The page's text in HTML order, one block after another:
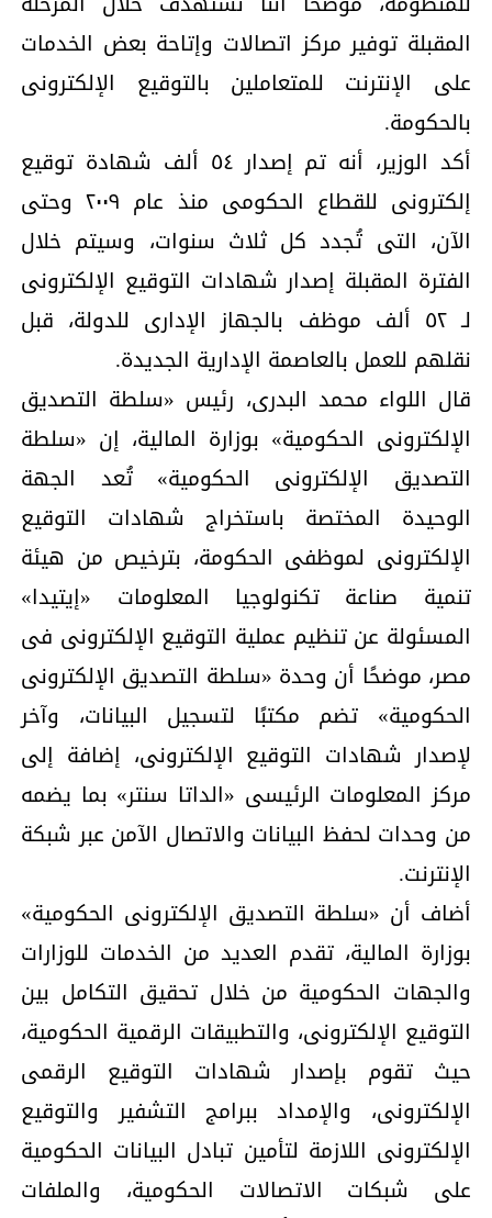
المقبلة توفير مركز اتصالات وإتاحة بعض الخدمات
على الإنترنت للمتعاملين بالتوقيع الإلكترونى
بالحكومة.
أكد الوزير، أنه تم إصدار ٥٤ ألف شهادة توقيع
إلكترونى للقطاع الحكومى منذ عام ٢٠٠٩ وحتى
الآن، التى تُجدد كل ثلاث سنوات، وسيتم خلال
الفترة المقبلة إصدار شهادات التوقيع الإلكترونى
لـ ٥٢ ألف موظف بالجهاز الإدارى للدولة، قبل
نقلهم للعمل بالعاصمة الإدارية الجديدة.
قال اللواء محمد البدرى، رئيس «سلطة التصديق
الإلكترونى الحكومية» بوزارة المالية، إن «سلطة
التصديق الإلكترونى الحكومية» تُعد الجهة
الوحيدة المختصة باستخراج شهادات التوقيع
الإلكترونى لموظفى الحكومة، بترخيص من هيئة
تنمية صناعة تكنولوجيا المعلومات «إيتيدا»
المسئولة عن تنظيم عملية التوقيع الإلكترونى فى
مصر، موضحًا أن وحدة «سلطة التصديق الإلكترونى
الحكومية» تضم مكتبًا لتسجيل البيانات، وآخر
لإصدار شهادات التوقيع الإلكترونى، إضافة إلى
مركز المعلومات الرئيسى «الداتا سنتر» بما يضمه
من وحدات لحفظ البيانات والاتصال الآمن عبر شبكة
الإنترنت.
أضاف أن «سلطة التصديق الإلكترونى الحكومية»
بوزارة المالية، تقدم العديد من الخدمات للوزارات
والجهات الحكومية من خلال تحقيق التكامل بين
التوقيع الإلكترونى، والتطبيقات الرقمية الحكومية،
حيث تقوم بإصدار شهادات التوقيع الرقمى
الإلكترونى، والإمداد ببرامج التشفير والتوقيع
الإلكترونى اللازمة لتأمين تبادل البيانات الحكومية
على شبكات الاتصالات الحكومية، والملفات